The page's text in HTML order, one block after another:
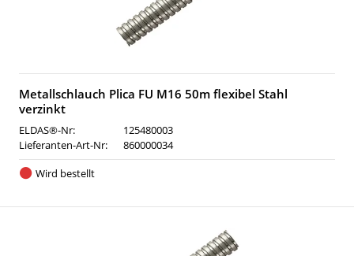
Metallschlauch Plica FU M16 50m flexibel Stahl
verzinkt
ELDAS®-Nr:
125480003
Lieferanten-Art-Nr:
860000034
Wird bestellt